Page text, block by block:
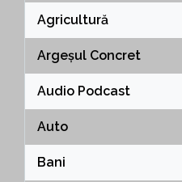
Agricultură
Argeșul Concret
Audio Podcast
Auto
Bani